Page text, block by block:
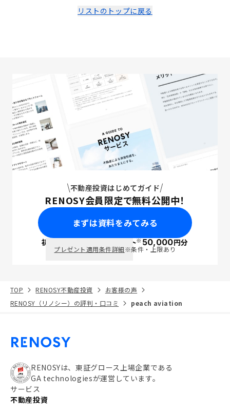
リストのトップに戻る
不動産投資はじめてガイド
RENOSY会員限定で無料公開中！
まずは資料をみてみる
初回面談で ポイント※50,000円分
プレゼント適用条件詳細※条件・上限あり
TOP RENOSY不動産投資
お客様の声
RENOSY（リノシー）の評判・口コミ
peach aviation
RENOSYは、東証グロース上場企業である
GA technologiesが運営しています。
サービス
不動産投資